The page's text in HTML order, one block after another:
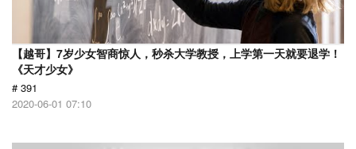
【越哥】7岁少女智商惊人，秒杀大学教授，上学第一天就要退学！
《天才少女》
# 391
2020-06-01 07:10